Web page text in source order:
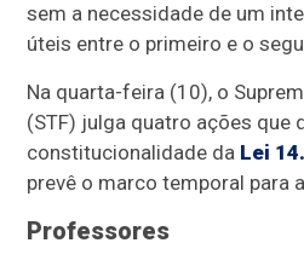
sem a necessidade de um
úteis entre o primeiro e o
Na quarta-feira (10), o
(STF) julga quatro ações que
constitucionalidade da Lei
prevê o marco temporal para
Professores